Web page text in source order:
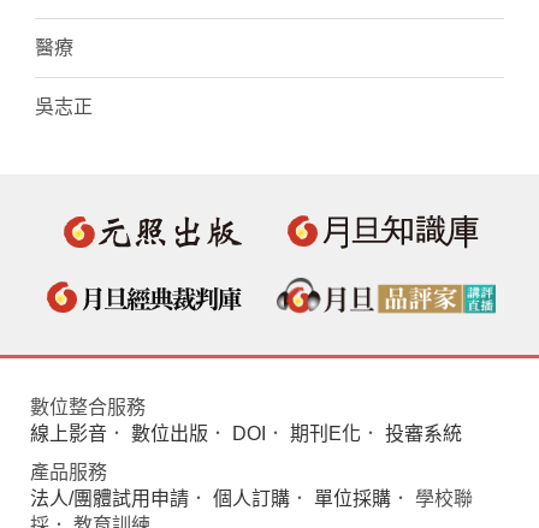
醫療
吳志正
數位整合服務
線上影音 ． 數位出版 ． DOI ． 期刊E化 ． 投審系統
產品服務
法人/團體試用申請 ． 個人訂購 ． 單位採購 ． 學校聯